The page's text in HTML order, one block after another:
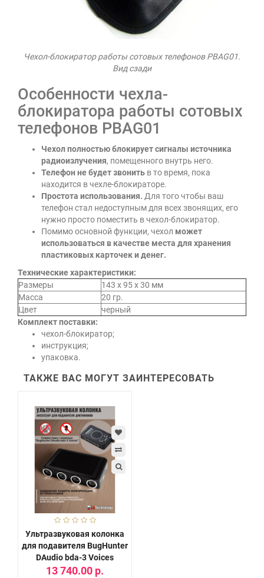
Чехол-блокиратор работы сотовых телефонов PBAG01.
Вид сзади
Особенности чехла-
блокиратора работы сотовых
телефонов PBAG01
Чехол полностью блокирует сигналы источника
радиоизлучения, помещенного внутрь него.
Телефон не будет звонить в то время, пока
находится в чехле-блокираторе.
Простота использования. Для того чтобы ваш
телефон стал недоступным для всех звонящих, его
нужно просто поместить в чехол-блокиратор.
Помимо основной функции, чехол может
использоваться в качестве места для хранения
пластиковых карточек и денег.
Технические характеристики:
Размеры
143 х 95 х 30 мм
Масса
20 гр.
Цвет
черный
Комплект поставки:
чехол-блокиратор;
инструкция;
упаковка.
ТАКЖЕ ВАС МОГУТ ЗАИНТЕРЕСОВАТЬ
Ультразвуковая колонка
для подавителя BugHunter
DAudio bda-3 Voices
13 740.00 р.